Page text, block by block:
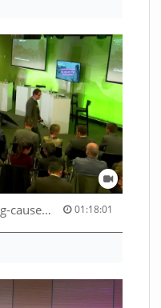
09-ICF26-Session-06-Tackling-causes-of-crises-not-symptoms-53529531690001791 01:18:01